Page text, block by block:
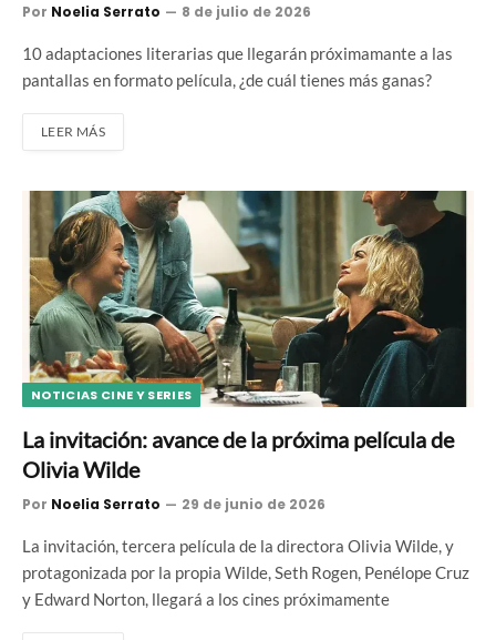
Por Noelia Serrato 8 de julio de 2026
10 adaptaciones literarias que llegarán próximamante a las
pantallas en formato película, ¿de cuál tienes más ganas?
LEER MÁS
NOTICIAS CINE Y SERIES
La invitación: avance de la próxima película de
Olivia Wilde
Por Noelia Serrato 29 de junio de 2026
La invitación, tercera película de la directora Olivia Wilde, y
protagonizada por la propia Wilde, Seth Rogen, Penélope Cruz
y Edward Norton, llegará a los cines próximamente